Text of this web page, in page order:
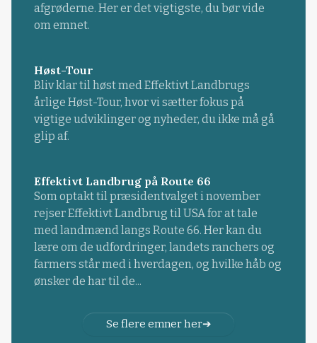
afgrøderne. Her er det vigtigste, du bør vide
om emnet.
Høst-Tour
Bliv klar til høst med Effektivt Landbrugs
årlige Høst-Tour, hvor vi sætter fokus på
vigtige udviklinger og nyheder, du ikke må gå
glip af.
Effektivt Landbrug på Route 66
Som optakt til præsidentvalget i november
rejser Effektivt Landbrug til USA for at tale
med landmænd langs Route 66. Her kan du
lære om de udfordringer, landets ranchers og
farmers står med i hverdagen, og hvilke håb og
ønsker de har til de...
Se flere emner her